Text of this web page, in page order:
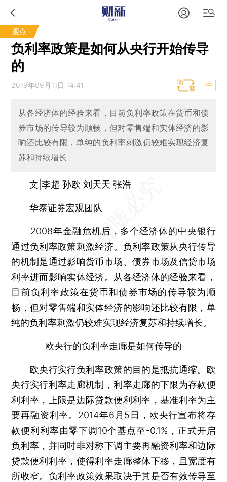
观点
负利率政策是如何从央行开始传导
的
2019年09月11日 14:41 T中
从各经济体的经验来看，目前负利率政策在货币和债
券市场的传导较为顺畅，但对零售端和实体经济的影
响还比较有限，单纯的负利率刺激仍较难实现经济复
苏和持续增长
文|李超 孙欧 刘天天 张浩
华泰证券宏观团队
2008年金融危机后，多个经济体的中央银行
通过负利率政策刺激经济。负利率政策从央行传导
的机制是通过影响货币市场、债券市场及信贷市场
利率进而影响实体经济。从各经济体的经验来看，
目前负利率政策在货币和债券市场的传导较为顺
畅，但对零售端和实体经济的影响还比较有限，单
纯的负利率刺激仍较难实现经济复苏和持续增长。
欧央行的负利率走廊是如何传导的
欧央行实行负利率政策的目的是抵抗通缩。欧
央行实行利率走廊机制，利率走廊的下限为存款便
利利率，上限是边际贷款便利利率，基准利率为主
要再融资利率。2014年6月5日，欧央行宣布将存
款便利利率由零下调10个基点至-0.1%，正式开启
负利率，并同时非对称下调主要再融资利率和边际
贷款便利利率，使得利率走廊整体下移，且宽度有
所收窄。负利率政策效果取决于其是否有效传导至